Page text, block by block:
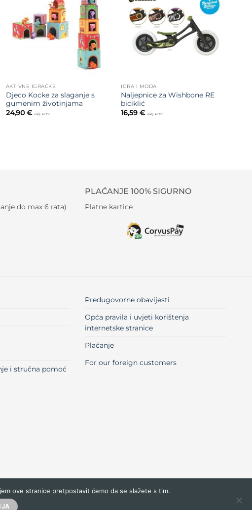
na listu
želja
AKTIVNE IGRAČKE
Djeco Kocke za slaganje s
gumenim životinjama
24,90€ uklj. PDV
na listu
želja
IGRA I MODA
Naljepnice za Wishbone RE
biciklić
16,59€ uklj. PDV
do max 6 rata)
PLAĆANJE 100% SIGURNO
Platne kartice
i stručna pomoć
Predugovorne obavijesti
Opća pravila i uvjeti korištenja
internetske stranice
Plaćanje
For our foreign customers
Bank
ove stranice pretpostavit ćemo da se slažete s tim.